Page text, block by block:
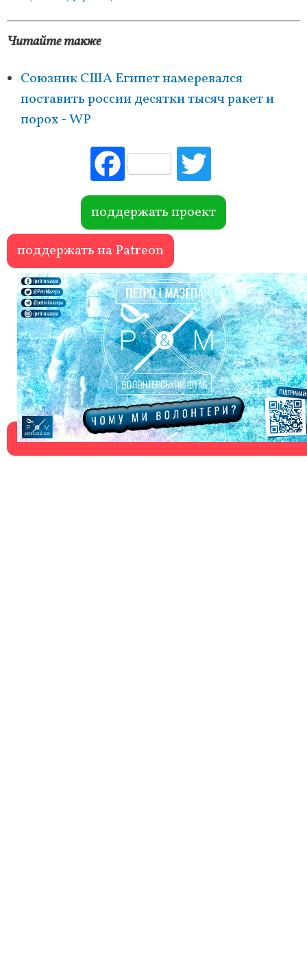
Читайте также
Союзник США Египет намеревался
поставить россии десятки тысяч ракет и
порох - WP
Fac
ebo
ok r
поддержать проект
поддержать на Patreon